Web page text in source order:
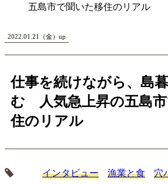
五島市で聞いた移住のリアル
2022.01.21（金）up
仕事を続けながら、島
む 人気急上昇の五島
住のリアル
インタビュー 漁業と食 穴